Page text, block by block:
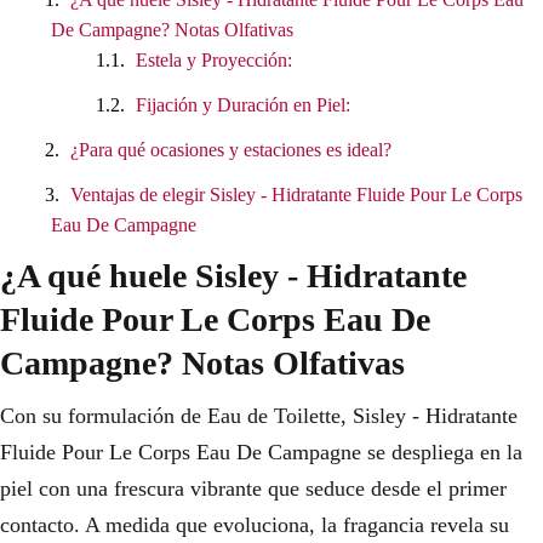
De Campagne? Notas Olfativas
Estela y Proyección:
Fijación y Duración en Piel:
¿Para qué ocasiones y estaciones es ideal?
Ventajas de elegir Sisley - Hidratante Fluide Pour Le Corps
Eau De Campagne
¿A qué huele Sisley - Hidratante
Fluide Pour Le Corps Eau De
Campagne? Notas Olfativas
Con su formulación de Eau de Toilette, Sisley - Hidratante
Fluide Pour Le Corps Eau De Campagne se despliega en la
piel con una frescura vibrante que seduce desde el primer
contacto. A medida que evoluciona, la fragancia revela su